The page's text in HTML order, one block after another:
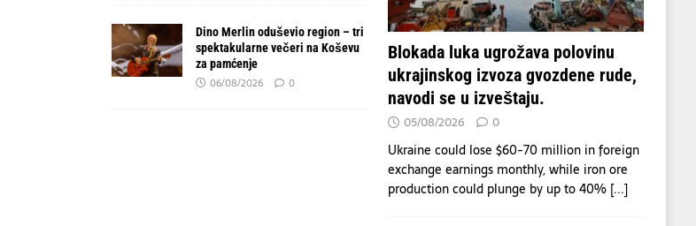
Dino Merlin oduševio region – tri
spektakularne večeri na Koševu
za pamćenje
06/08/2026 0
Blokada luka ugrožava polovinu
ukrajinskog izvoza gvozdene rude,
navodi se u izveštaju.
05/08/2026 0
Ukraine could lose $60-70 million in foreign
exchange earnings monthly, while iron ore
production could plunge by up to 40% [...]